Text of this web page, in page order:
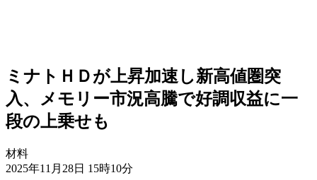
ミナトＨＤが上昇加速し新高値圏突
入、メモリー市況高騰で好調収益に一
段の上乗せも
材料
2025年11月28日 15時10分